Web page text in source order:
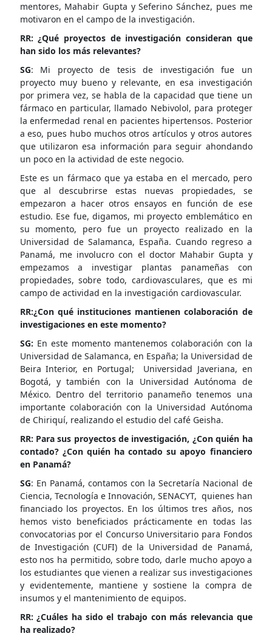
mentores, Mahabir Gupta y Seferino Sánchez, pues me
motivaron en el campo de la investigación.
RR: ¿Qué proyectos de investigación consideran que
han sido los más relevantes?
SG: Mi proyecto de tesis de investigación fue un
proyecto muy bueno y relevante, en esa investigación
por primera vez, se habla de la capacidad que tiene un
fármaco en particular, llamado Nebivolol, para proteger
la enfermedad renal en pacientes hipertensos. Posterior
a eso, pues hubo muchos otros artículos y otros autores
que utilizaron esa información para seguir ahondando
un poco en la actividad de este negocio.
Este es un fármaco que ya estaba en el mercado, pero
que al descubrirse estas nuevas propiedades, se
empezaron a hacer otros ensayos en función de ese
estudio. Ese fue, digamos, mi proyecto emblemático en
su momento, pero fue un proyecto realizado en la
Universidad de Salamanca, España. Cuando regreso a
Panamá, me involucro con el doctor Mahabir Gupta y
empezamos a investigar plantas panameñas con
propiedades, sobre todo, cardiovasculares, que es mi
campo de actividad en la investigación cardiovascular.
RR:¿Con qué instituciones mantienen colaboración de
investigaciones en este momento?
SG: En este momento mantenemos colaboración con la
Universidad de Salamanca, en España; la Universidad de
Beira Interior, en Portugal; Universidad Javeriana, en
Bogotá, y también con la Universidad Autónoma de
México. Dentro del territorio panameño tenemos una
importante colaboración con la Universidad Autónoma
de Chiriquí, realizando el estudio del café Geisha.
RR: Para sus proyectos de investigación, ¿Con quién ha
contado? ¿Con quién ha contado su apoyo financiero
en Panamá?
SG: En Panamá, contamos con la Secretaría Nacional de
Ciencia, Tecnología e Innovación, SENACYT, quienes han
financiado los proyectos. En los últimos tres años, nos
hemos visto beneficiados prácticamente en todas las
convocatorias por el Concurso Universitario para Fondos
de Investigación (CUFI) de la Universidad de Panamá,
esto nos ha permitido, sobre todo, darle mucho apoyo a
los estudiantes que vienen a realizar sus investigaciones
y evidentemente, mantiene y sostiene la compra de
insumos y el mantenimiento de equipos.
RR: ¿Cuáles ha sido el trabajo con más relevancia que
ha realizado?